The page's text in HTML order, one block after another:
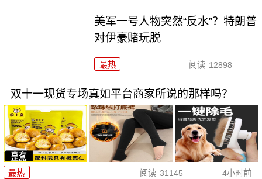
美军一号人物突然“反水”？特朗普
对伊豪赌玩脱
最热 阅读 12898
双十一现货专场真如平台商家所说的那样吗？
最热 阅读 31145 4小时前